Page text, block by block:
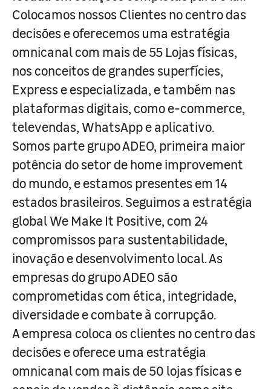
Colocamos nossos Clientes no centro das
decisões e oferecemos uma estratégia
omnicanal com mais de 55 Lojas físicas,
nos conceitos de grandes superfícies,
Express e especializada, e também nas
plataformas digitais, como e-commerce,
televendas, WhatsApp e aplicativo.
Somos parte grupo ADEO, primeira maior
potência do setor de home improvement
do mundo, e estamos presentes em 14
estados brasileiros. Seguimos a estratégia
global We Make It Positive, com 24
compromissos para sustentabilidade,
inovação e desenvolvimento local. As
empresas do grupo ADEO são
comprometidas com ética, integridade,
diversidade e combate à corrupção.
A empresa coloca os clientes no centro das
decisões e oferece uma estratégia
omnicanal com mais de 50 lojas físicas e